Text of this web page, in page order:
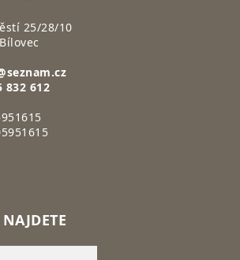
25/28/10
832 612